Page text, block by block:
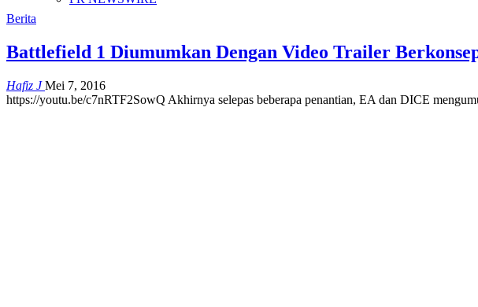
Berita
Battlefield 1 Diumumkan Dengan Video Trailer
Hafiz JMei 7, 2016
https://youtu.be/c7nRTF2SowQ Akhirnya selepas beberapa penantian, EA dan DICE